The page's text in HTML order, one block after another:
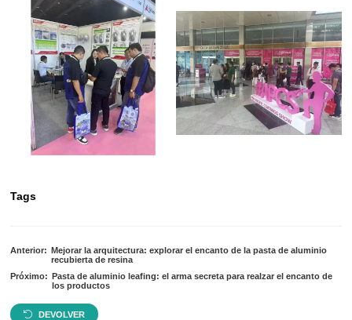
Tags
Anterior:
Mejorar la arquitectura: explorar el encanto de la pasta de aluminio
recubierta de resina
Próximo:
Pasta de aluminio leafing: el arma secreta para realzar el encanto de
los productos
DEVOLVER